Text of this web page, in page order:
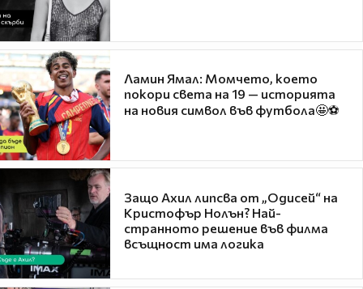
Ламин Ямал: Момчето, което
покори света на 19 — историята
на новия символ във футбола🤩⚽
Защо Ахил липсва от „Одисей“ на
Кристофър Нолън? Най-
странното решение във филма
всъщност има логика